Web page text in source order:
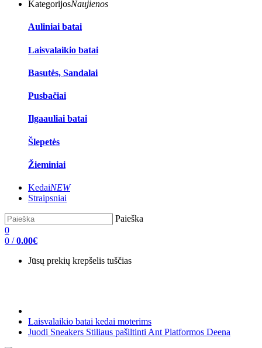
KategorijosNaujienos
Auliniai batai
Laisvalaikio batai
Basutės, Sandalai
Pusbačiai
Ilgaauliai batai
Šlepetės
Žieminiai
KedaiNEW
Straipsniai
Paieška
0
0 / 0.00€
Jūsų prekių krepšelis tuščias
Laisvalaikio batai kedai moterims
Juodi Sneakers Stiliaus pašiltinti Ant Platformos Deena